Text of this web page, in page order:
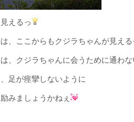
えるっ
、ここからもクジラちゃんが見え
、クジラちゃんに会うために通わ
足が痙攣しないように
みましょうかねぇ